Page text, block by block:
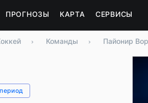
ПРОГНОЗЫ КАРТА СЕРВИСЫ
› Команды › Пайонир